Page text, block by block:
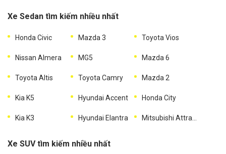
Xe Sedan tìm kiếm nhiều nhất
Honda Civic Mazda 3 Toyota Vios
Nissan Almera MG5 Mazda 6
Toyota Altis Toyota Camry Mazda 2
Kia K5 Hyundai Accent Honda City
Kia K3 Hyundai Elantra Mitsubishi Attrage
Xe SUV tìm kiếm nhiều nhất